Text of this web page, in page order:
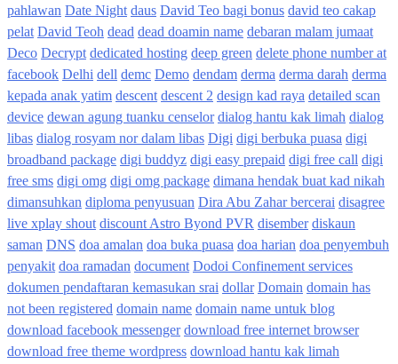
pahlawan Date Night daus David Teo bagi bonus david teo cakap
pelat David Teoh dead dead doamin name debaran malam jumaat
Deco Decrypt dedicated hosting deep green delete phone number at
facebook Delhi dell demc Demo dendam derma derma darah derma
kepada anak yatim descent descent 2 design kad raya detailed scan
device dewan agung tuanku censelor dialog hantu kak limah dialog
libas dialog rosyam nor dalam libas Digi digi berbuka puasa digi
broadband package digi buddyz digi easy prepaid digi free call digi
free sms digi omg digi omg package dimana hendak buat kad nikah
dimansuhkan diploma penyusuan Dira Abu Zahar bercerai disagree
live xplay shout discount Astro Byond PVR disember diskaun
saman DNS doa amalan doa buka puasa doa harian doa penyembuh
penyakit doa ramadan document Dodoi Confinement services
dokumen pendaftaran kemasukan srai dollar Domain domain has
not been registered domain name domain name untuk blog
download facebook messenger download free internet browser
download free theme wordpress download hantu kak limah